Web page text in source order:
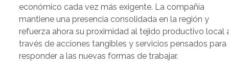
económico cada vez más exigente. La compañía
mantiene una presencia consolidada en la región y
refuerza ahora su proximidad al tejido productivo local
través de acciones tangibles y servicios pensados para
responder a las nuevas formas de trabajar.